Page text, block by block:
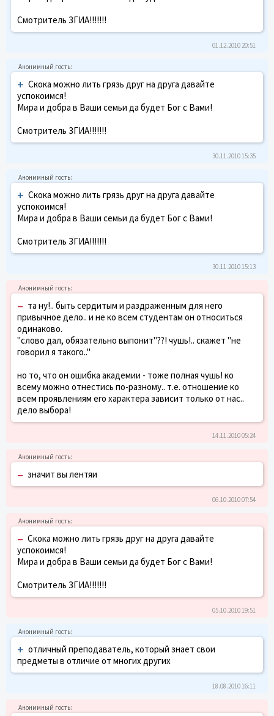
Смотритель ЗГИА!!!!!!!
01.12.2010 20:51
+ Скока можно лить грязь друг на друга давайте
успокоимся!
Мира и добра в Ваши семьи да будет Бог с Вами!
Смотритель ЗГИА!!!!!!!
30.11.2010 15:35
+ Скока можно лить грязь друг на друга давайте
успокоимся!
Мира и добра в Ваши семьи да будет Бог с Вами!
Смотритель ЗГИА!!!!!!!
30.11.2010 15:13
– та ну!.. быть сердитым и раздраженным для него
привычное дело.. и не ко всем студентам он относиться
одинаково.
"слово дал, обязательно выпонит"??! чушь!.. скажет "не
говорил я такого.."
но то, что он ошибка академии - тоже полная чушь! ко
всему можно отнестись по-разному.. т.е. отношение ко
всем проявлениям его характера зависит только от нас..
дело выбора!
14.11.2010 05:24
– значит вы лентяи
06.10.2010 07:54
– Скока можно лить грязь друг на друга давайте
успокоимся!
Мира и добра в Ваши семьи да будет Бог с Вами!
Смотритель ЗГИА!!!!!!!
05.10.2010 19:51
+ отличный преподаватель, который знает свои
предметы в отличие от многих других
18.08.2010 16:11